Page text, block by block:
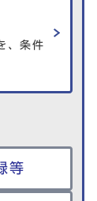
、条件
等